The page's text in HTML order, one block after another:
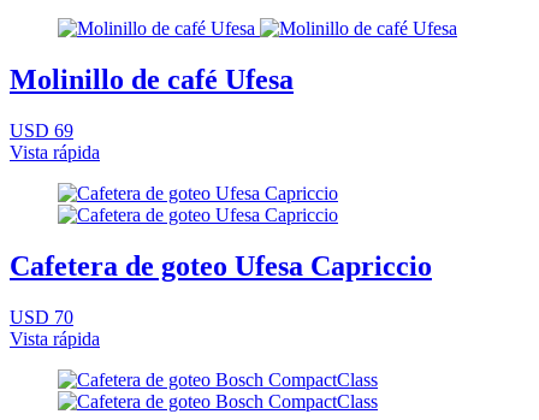
Molinillo de café Ufesa
USD 69
Vista rápida
Cafetera de goteo Ufesa Capriccio
USD 70
Vista rápida